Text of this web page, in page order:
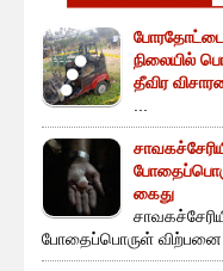
போரதோட்டை
நிலையில்
தீவிர
...
கைது
போதைப்பொருள் விற்பனை